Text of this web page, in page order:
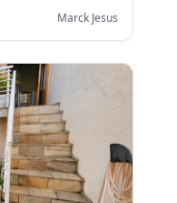
Marck Jesus